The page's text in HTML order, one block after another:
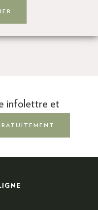
infolettre et